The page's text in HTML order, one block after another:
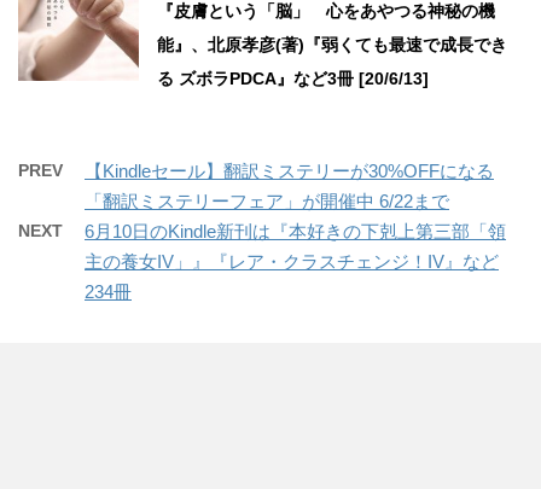
『皮膚という「脳」 心をあやつる神秘の機
能』、北原孝彦(著)『弱くても最速で成長でき
る ズボラPDCA』など3冊 [20/6/13]
PREV
【Kindleセール】翻訳ミステリーが30%OFFになる
「翻訳ミステリーフェア」が開催中 6/22まで
NEXT
6月10日のKindle新刊は『本好きの下剋上第三部「領
主の養女IV」』『レア・クラスチェンジ！IV』など
234冊